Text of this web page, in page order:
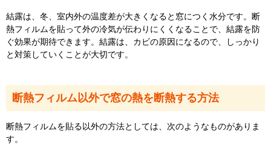
結露は、冬、室内外の温度差が大きくなると窓につく水分です。断
熱フィルムを貼って外の冷気が伝わりにくくなることで、結露を防
ぐ効果が期待できます。結露は、カビの原因になるので、しっかり
と対策していくことが大切です。
断熱フィルム以外で窓の熱を断熱する方法
断熱フィルムを貼る以外の方法としては、次のようなものがありま
す。